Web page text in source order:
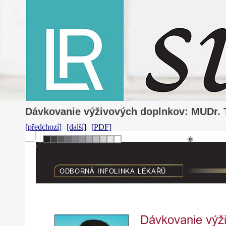
Dávkovanie výživových doplnkov: MUDr.
[předchozí] [další] [PDF]
Dávkovanie
ODBORNÁ INFOLINKA LÉKAŘŮ